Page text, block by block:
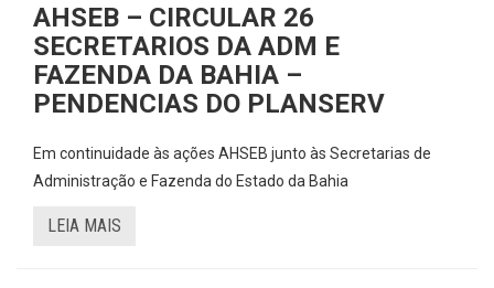
AHSEB – CIRCULAR 26
SECRETARIOS DA ADM E
FAZENDA DA BAHIA –
PENDENCIAS DO PLANSERV
Em continuidade às ações AHSEB junto às Secretarias de
Administração e Fazenda do Estado da Bahia
LEIA MAIS